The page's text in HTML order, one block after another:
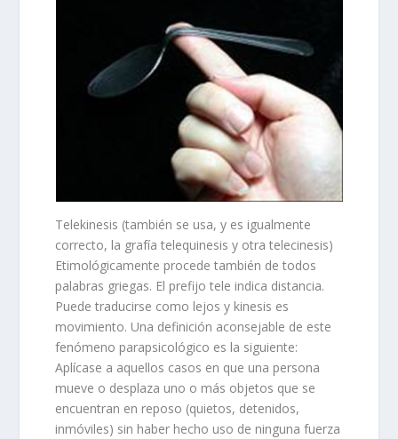
Telekinesis (también se usa, y es igualmente
correcto, la grafía telequinesis y otra telecinesis)
Etimológicamente procede también de todos
palabras griegas. El prefijo tele indica distancia.
Puede traducirse como lejos y kinesis es
movimiento. Una definición aconsejable de este
fenómeno parapsicológico es la siguiente:
Aplícase a aquellos casos en que una persona
mueve o desplaza uno o más objetos que se
encuentran en reposo (quietos, detenidos,
inmóviles) sin haber hecho uso de ninguna fuerza